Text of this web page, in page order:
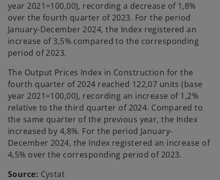
year 2021=100,00), recording a decrease of 1,8%
over the fourth quarter of 2023. For the period
January-December 2024, the Index registered an
increase of 3,5% compared to the corresponding
period of 2023.
The Output Prices Index in Construction for the
fourth quarter of 2024 reached 122,07 units (base
year 2021=100,00), recording an increase of 1,2%
relative to the third quarter of 2024. Compared to
the same quarter of the previous year, the Index
increased by 4,8%. For the period January-
December 2024, the Index registered an increase of
4,5% over the corresponding period of 2023.
Source: Cystat